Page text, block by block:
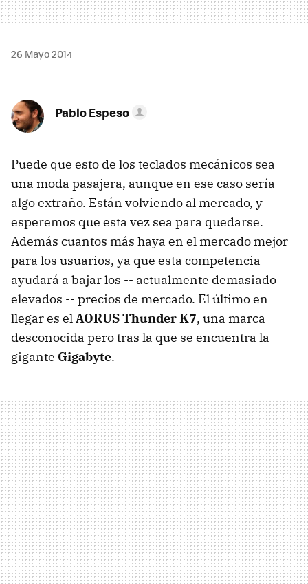
26 Mayo 2014
Pablo Espeso
Puede que esto de los teclados mecánicos sea
una moda pasajera, aunque en ese caso sería
algo extraño. Están volviendo al mercado, y
esperemos que esta vez sea para quedarse.
Además cuantos más haya en el mercado mejor
para los usuarios, ya que esta competencia
ayudará a bajar los -- actualmente demasiado
elevados -- precios de mercado. El último en
llegar es elAORUS Thunder K7, una marca
desconocida pero tras la que se encuentra la
gigante Gigabyte.